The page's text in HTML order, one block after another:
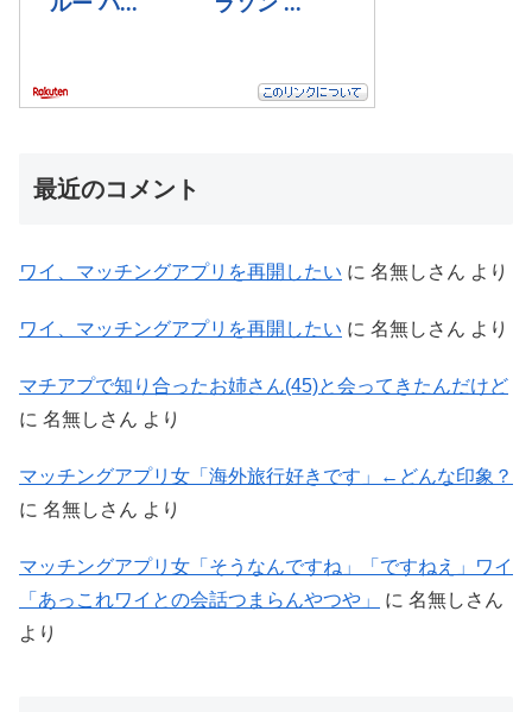
最近のコメント
ワイ、マッチングアプリを再開したい に 名無しさん より
ワイ、マッチングアプリを再開したい に 名無しさん より
マチアプで知り合ったお姉さん(45)と会ってきたんだけど
に 名無しさん より
マッチングアプリ女「海外旅行好きです」←どんな印象？
に 名無しさん より
マッチングアプリ女「そうなんですね」「ですねえ」ワイ
「あっこれワイとの会話つまらんやつや」
に 名無しさん
より